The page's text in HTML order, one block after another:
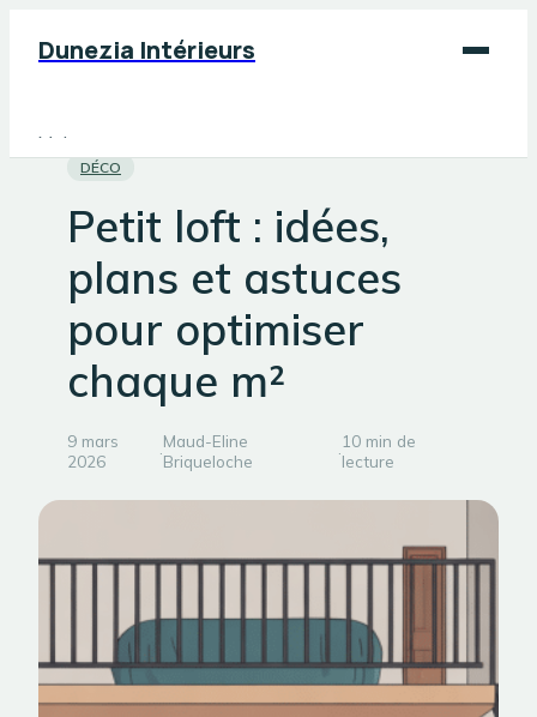
Dunezia Intérieurs
Maison
Jardinage
Bricolage
DÉCO
Petit loft : idées,
plans et astuces
pour optimiser
chaque m²
9 mars
2026
·Maud-Eline
Briqueloche
·10 min de
lecture